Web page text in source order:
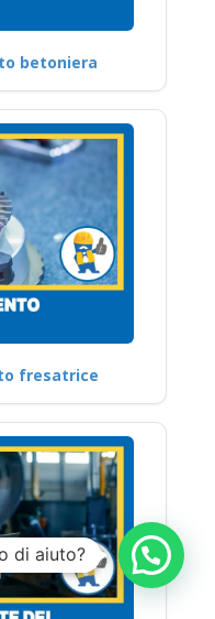
betoniera
fresatrice
di aiuto?